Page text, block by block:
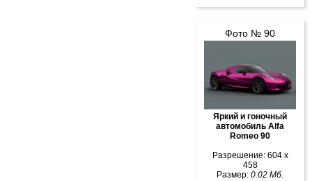
Фото № 90
Яркий и гоночный
автомобиль Alfa
Romeo 90
Разрешение: 604 x
458
Размер: 0.02 Мб.